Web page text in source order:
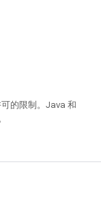
的限制。Java 和